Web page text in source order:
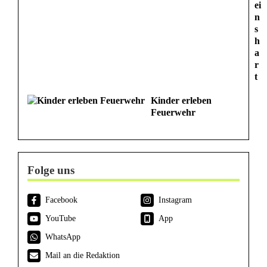
ei
n
s
h
a
r
t
Kinder erleben
Feuerwehr
Folge uns
Facebook
Instagram
YouTube
App
WhatsApp
Mail an die Redaktion